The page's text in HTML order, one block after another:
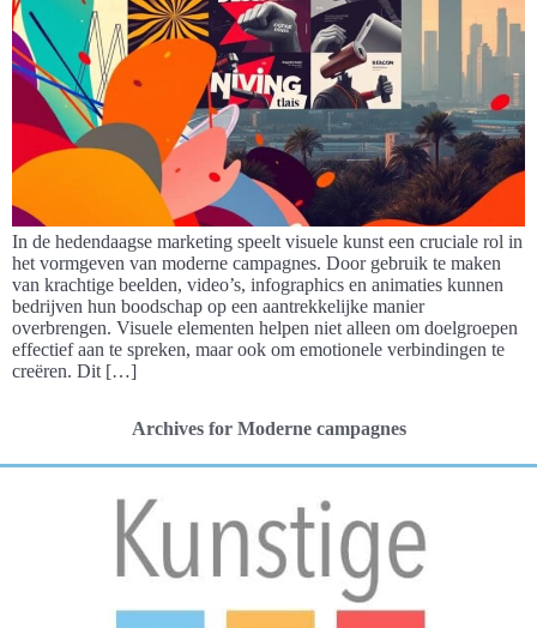
In de hedendaagse marketing speelt visuele kunst een cruciale rol in
het vormgeven van moderne campagnes. Door gebruik te maken
van krachtige beelden, video’s, infographics en animaties kunnen
bedrijven hun boodschap op een aantrekkelijke manier
overbrengen. Visuele elementen helpen niet alleen om doelgroepen
effectief aan te spreken, maar ook om emotionele verbindingen te
creëren. Dit […]
Archives for Moderne campagnes